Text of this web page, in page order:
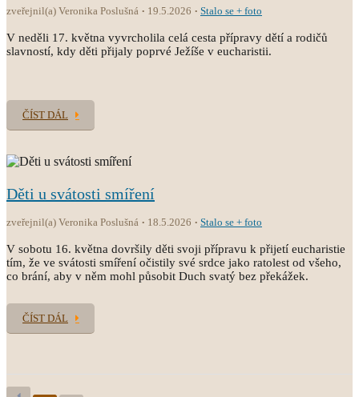
zveřejnil(a) Veronika Poslušná 19.5.2026 Stalo se + foto
V neděli 17. května vyvrcholila celá cesta přípravy dětí a rodičů
slavností, kdy děti přijaly poprvé Ježíše v eucharistii.
ČÍST DÁL
Děti u svátosti smíření
zveřejnil(a) Veronika Poslušná 18.5.2026 Stalo se + foto
V sobotu 16. května dovršily děti svoji přípravu k přijetí eucharistie
tím, že ve svátosti smíření očistily své srdce jako ratolest od všeho,
co brání, aby v něm mohl působit Duch svatý bez překážek.
ČÍST DÁL